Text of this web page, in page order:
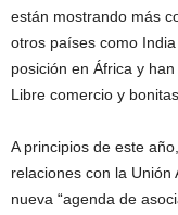
están mostrando más
otros países como
posición en África y
Libre comercio y
A principios de este
relaciones con la Unión
nueva “agenda de